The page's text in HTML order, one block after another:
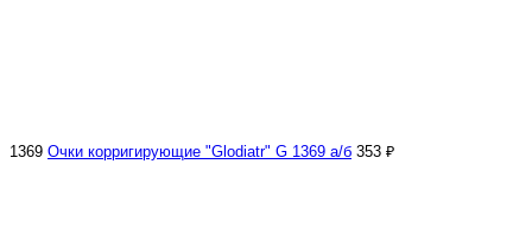
1369 Очки корригирующие "Glodiatr" G 1369 а/б 353 ₽